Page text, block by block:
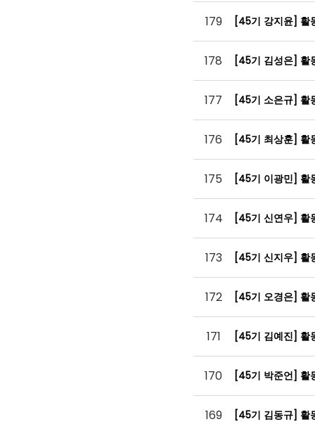
179 [45기 강지윤] 활
178 [45기 김성은] 활
177 [45기 소은규] 활
176 [45기 최상훈] 활
175 [45기 이광민] 활
174 [45기 신연우] 활
173 [45기 신지우] 활
172 [45기 오경은] 활
171 [45기 김예진] 활
170 [45기 박준언] 활
169 [45기 김동규] 활